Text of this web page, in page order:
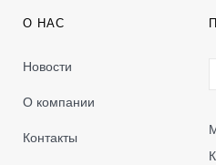
О НАС
Новости
О компании
Контакты